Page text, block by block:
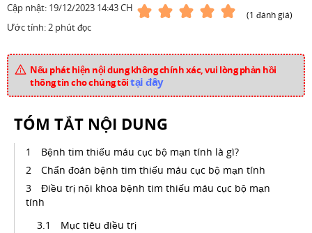
Cập nhật: 19/12/2023 14:43 CH
Ước tính: 2 phút đọc
(1 đánh giá)
Nếu phát hiện nội dung không chính xác, vui lòng phản hồi
thông tin cho chúng tôitại đây
TÓM TẮT NỘI DUNG
Bệnh tim thiếu máu cục bộ mạn tính là gì?
Chẩn đoán bệnh tim thiếu máu cục bộ mạn tính
Điều trị nội khoa bệnh tim thiếu máu cục bộ mạn
tính
Mục tiêu điều trị